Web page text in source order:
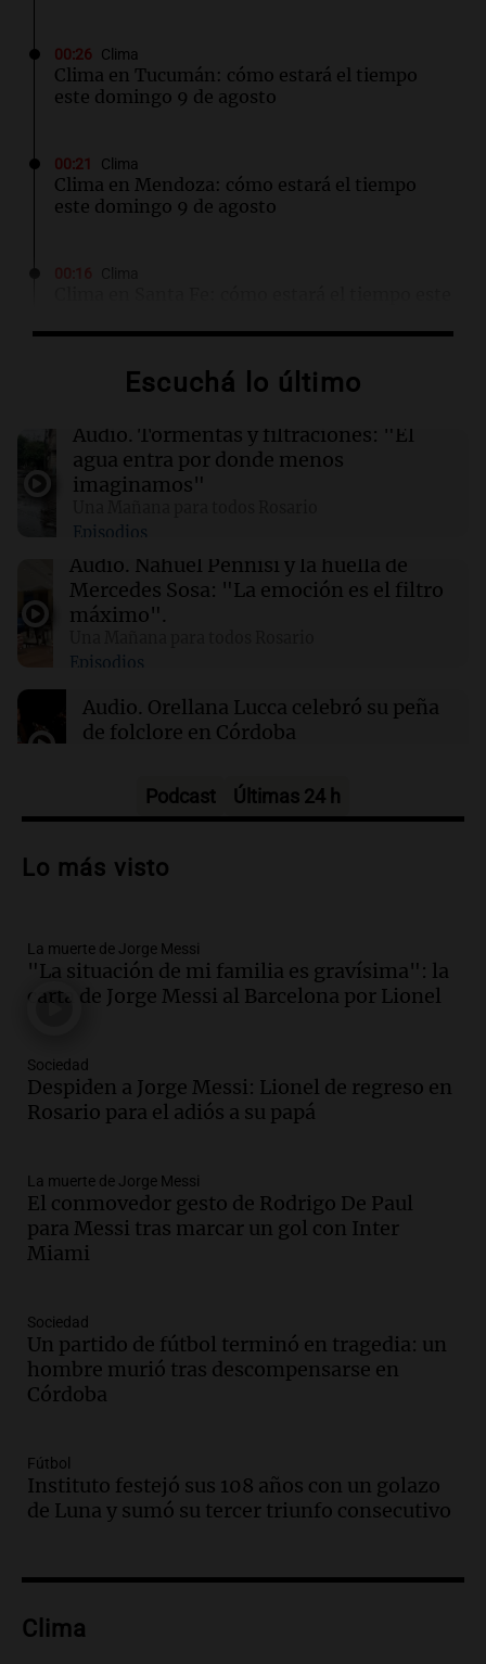
00:26 Clima
Clima en Tucumán: cómo estará el tiempo
este domingo 9 de agosto
00:21 Clima
Clima en Mendoza: cómo estará el tiempo
este domingo 9 de agosto
Clima
domingo 9 de agosto
00:05 Clima
domingo 9 de agosto
00:00 Clima
Clima en Córdoba: cómo estará el tiempo este
Escuchá lo último
Audio. Tormentas y filtraciones: "El
agua entra por donde menos
imaginamos"
Episodios
Audio. Nahuel Pennisi y la huella de
Mercedes Sosa: "La emoción es el filtro
máximo".
Episodios
Audio. Orellana Lucca celebró su peña
de folclore en Córdoba
Audio.Trágico accidente en Mendoza:
vehículos desde un puente
Audio.Tragedia en Mendoza: un muerto
y cinco heridos tras caer dos autos desde
un puente
Episodios
Audio.Messi llegará esta noche a
Rosario para acompañar a su familia
Episodios
Audio.Ley de Propiedad Privada: el revés
en el Congreso expuso una debilidad
comunicacional del Gobierno
Episodios
Audio.Casabindo se prepara para una
celebración única: 30.000 turistas y el
tradicional Toreo de la Vincha
Audio.Borges, abogada de Pourrain:
"Tres hombres se lo llevaron para
hacerle preguntas y nunca regresó"
Episodios
metros del río Suquía y retiraron hasta
Podcast Últimas 24 h
Lo más visto
La muerte de Jorge Messi
"La situación de mi familia es gravísima": la
carta de Jorge Messi al Barcelona por Lionel
Sociedad
Despiden a Jorge Messi: Lionel de regreso en
Rosario para el adiós a su papá
La muerte de Jorge Messi
El conmovedor gesto de Rodrigo De Paul
para Messi tras marcar un gol con Inter
Miami
Sociedad
Un partido de fútbol terminó en tragedia: un
hombre murió tras descompensarse en
Córdoba
Fútbol
Instituto festejó sus 108 años con un golazo
de Luna y sumó su tercer triunfo consecutivo
Clima